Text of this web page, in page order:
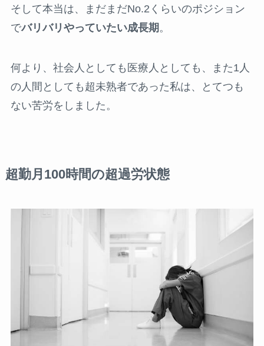
そして本当は、まだまだNo.2くらいのポジション
でバリバリやっていたい成長期。
何より、社会人としても医療人としても、また1人
の人間としても超未熟者であった私は、とてつも
ない苦労をしました。
超勤月100時間の超過労状態